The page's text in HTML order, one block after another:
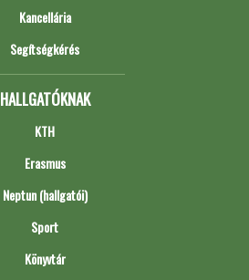
Kancellária
Segítségkérés
HALLGATÓKNAK
KTH
Erasmus
Neptun (hallgatói)
Sport
Könyvtár